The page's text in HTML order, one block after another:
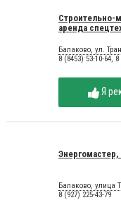
Строительно-
аренда
Балаково, ул.
8 (8453) 53-10-64,
Я
Балаково, улица
8 (927) 225-43-79